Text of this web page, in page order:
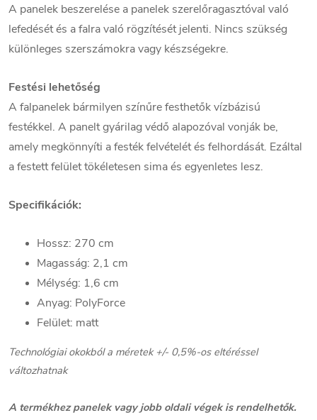
A panelek beszerelése a panelek szerelőragasztóval való
lefedését és a falra való rögzítését jelenti. Nincs szükség
különleges szerszámokra vagy készségekre.
Festési lehetőség
A falpanelek bármilyen színűre festhetők vízbázisú
festékkel. A panelt gyárilag védő alapozóval vonják be,
amely megkönnyíti a festék felvételét és felhordását. Ezáltal
a festett felület tökéletesen sima és egyenletes lesz.
Specifikációk:
Hossz: 270 cm
Magasság: 2,1 cm
Mélység: 1,6 cm
Anyag: PolyForce
Felület: matt
Technológiai okokból a méretek +/- 0,5%-os eltéréssel
változhatnak
A termékhez panelek vagy jobb oldali végek is rendelhetők.